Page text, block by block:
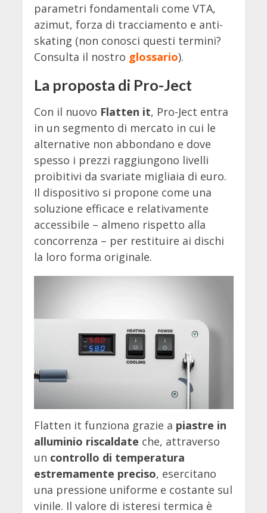
parametri fondamentali come VTA,
azimut, forza di tracciamento e anti-
skating (non conosci questi termini?
Consulta il nostro glossario).
La proposta di Pro-Ject
Con il nuovo Flatten it, Pro-Ject entra
in un segmento di mercato in cui le
alternative non abbondano e dove
spesso i prezzi raggiungono livelli
proibitivi da svariate migliaia di euro.
Il dispositivo si propone come una
soluzione efficace e relativamente
accessibile – almeno rispetto alla
concorrenza – per restituire ai dischi
la loro forma originale.
Flatten it funziona grazie a piastre in
alluminio riscaldate che, attraverso
un controllo di temperatura
estremamente preciso, esercitano
una pressione uniforme e costante sul
vinile. Il valore di isteresi termica è